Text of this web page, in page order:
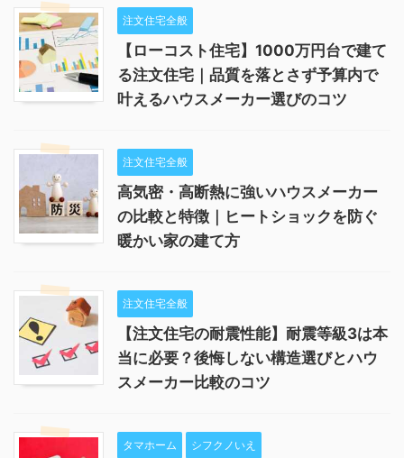
注文住宅全般
【ローコスト住宅】1000万円台で建て
る注文住宅｜品質を落とさず予算内で
叶えるハウスメーカー選びのコツ
注文住宅全般
高気密・高断熱に強いハウスメーカー
の比較と特徴｜ヒートショックを防ぐ
暖かい家の建て方
注文住宅全般
【注文住宅の耐震性能】耐震等級3は本
当に必要？後悔しない構造選びとハウ
スメーカー比較のコツ
タマホーム シフクノいえ